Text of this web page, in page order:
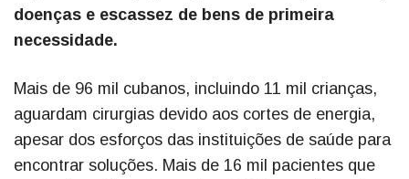
doenças e escassez de bens de primeira
necessidade.
Mais de 96 mil cubanos, incluindo 11 mil crianças,
aguardam cirurgias devido aos cortes de energia,
apesar dos esforços das instituições de saúde para
encontrar soluções. Mais de 16 mil pacientes que